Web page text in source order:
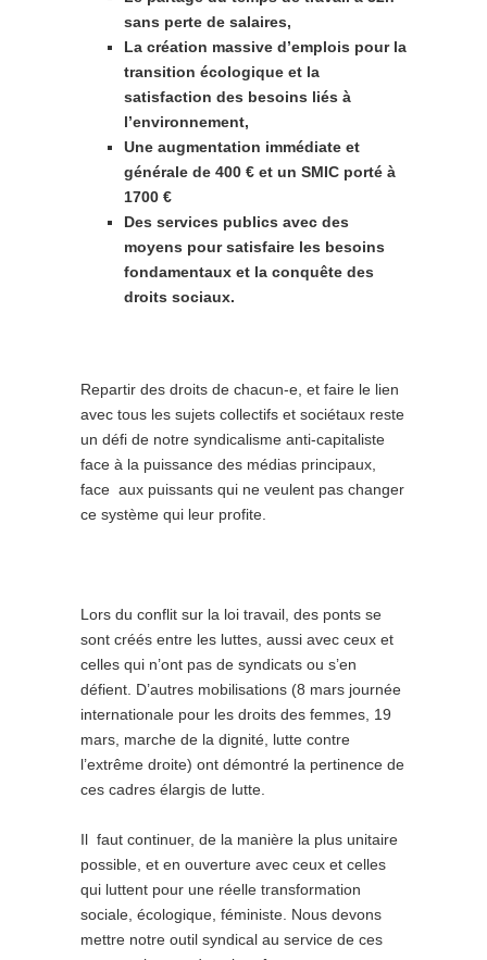
sans perte de salaires,
La création massive d’emplois pour la
transition écologique et la
satisfaction des besoins liés à
l’environnement,
Une augmentation immédiate et
générale de 400 € et un SMIC porté à
1700 €
Des services publics avec des
moyens pour satisfaire les besoins
fondamentaux et la conquête des
droits sociaux.
Repartir des droits de chacun-e, et faire le lien
avec tous les sujets collectifs et sociétaux reste
un défi de notre syndicalisme anti-capitaliste
face à la puissance des médias principaux,
face aux puissants qui ne veulent pas changer
ce système qui leur profite.
Lors du conflit sur la loi travail, des ponts se
sont créés entre les luttes, aussi avec ceux et
celles qui n’ont pas de syndicats ou s’en
défient. D’autres mobilisations (8 mars journée
internationale pour les droits des femmes, 19
mars, marche de la dignité, lutte contre
l’extrême droite) ont démontré la pertinence de
ces cadres élargis de lutte.
Il faut continuer, de la manière la plus unitaire
possible, et en ouverture avec ceux et celles
qui luttent pour une réelle transformation
sociale, écologique, féministe. Nous devons
mettre notre outil syndical au service de ces